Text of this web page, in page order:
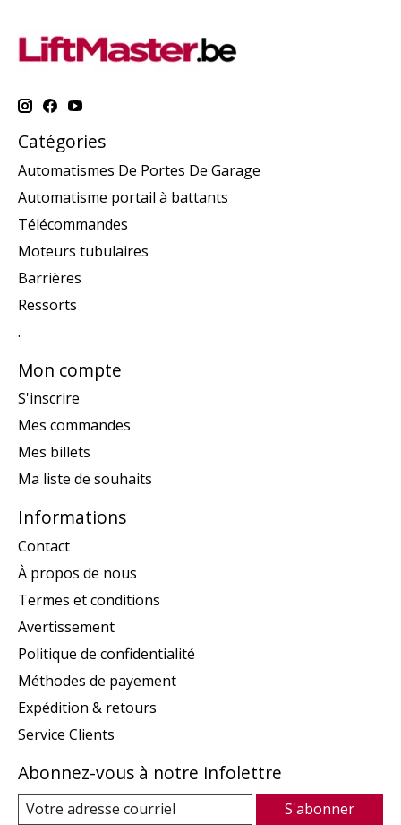
Catégories
Automatismes De Portes De Garage
Automatisme portail à battants
Télécommandes
Moteurs tubulaires
Barrières
Ressorts
.
Mon compte
S'inscrire
Mes commandes
Mes billets
Ma liste de souhaits
Informations
Contact
À propos de nous
Termes et conditions
Avertissement
Politique de confidentialité
Méthodes de payement
Expédition & retours
Service Clients
Abonnez-vous à notre infolettre
S'abonner